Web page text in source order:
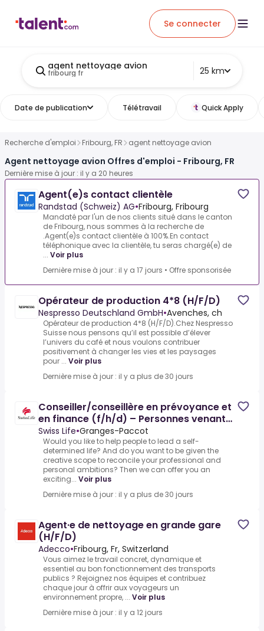
Se connecter
agent nettoyage avion
fribourg fr 25 km
Date de publication Télétravail Quick Apply
Recherche d'emploi Fribourg, FR agent nettoyage avion
Agent nettoyage avion Offres d'emploi - Fribourg, FR
Dernière mise à jour : il y a 20 heures
Agent(e)s contact clientèle
Randstad (Schweiz) AG•Fribourg, Fribourg
Mandaté par l'un de nos clients situé dans le canton
de Fribourg, nous sommes à la recherche de
.Agent(e)s contact clientèle à 100%.En contact
téléphonique avec la clientèle, tu seras chargé(e) de
... Voir plus
Dernière mise à jour : il y a 17 jours • Offre sponsorisée
Opérateur de production 4*8 (H/F/D)
Nespresso Deutschland GmbH•Avenches, ch
Opérateur de production 4*8 (H/F/D).Chez Nespresso
Suisse nous pensons qu’il est possible d’élever
l’univers du café et nous voulons contribuer
positivement à changer les vies et les paysages
pour ... Voir plus
Dernière mise à jour : il y a plus de 30 jours
Conseiller/conseillère en prévoyance et
en finance (f/h/d) – Personnes venant
d’un autre métier
Swiss Life•Granges-Paccot
Would you like to help people to lead a self-
determined life? And do you want to be given the
creative scope to reconcile your professional and
personal ambitions? Then we can offer you an
exciting... Voir plus
Dernière mise à jour : il y a plus de 30 jours
Agent·e de nettoyage en grande gare
(H/F/D)
Adecco•Fribourg, Fr, Switzerland
Vous aimez le travail concret, dynamique et
essentiel au bon fonctionnement des transports
publics ? Rejoignez nos équipes et contribuez
chaque jour à offrir aux voyageurs un
environnement propre, ... Voir plus
Dernière mise à jour : il y a 12 jours